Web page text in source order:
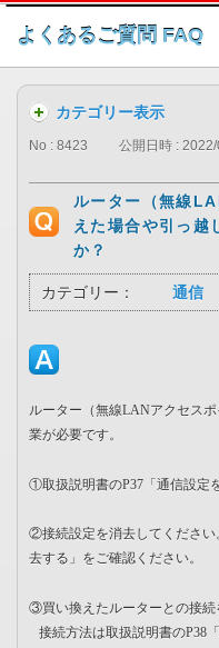
こ
よくあるご質問 FAQ
カテゴリー表示
No : 8423 公開日時 :
ルーター（無線
えた場合や引っ越
か？
カテゴリー： 通信
ルーター（無線LANアクセス
業が必要です。
①取扱説明書のP37「通信設定
②接続設定を消去してください
去する」をご確認ください。
③買い換えたルーターとの接続
接続方法は取扱説明書のP38